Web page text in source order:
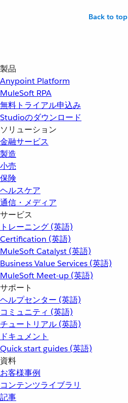
Back to top
製品
Anypoint Platform
MuleSoft RPA
無料トライアル申込み
Studioのダウンロード
ソリューション
金融サービス
製造
小売
保険
ヘルスケア
通信・メディア
サービス
トレーニング (英語)
Certification (英語)
MuleSoft Catalyst (英語)
Business Value Services (英語)
MuleSoft Meet-up (英語)
サポート
ヘルプセンター (英語)
コミュニティ (英語)
チュートリアル (英語)
ドキュメント
Quick start guides (英語)
資料
お客様事例
コンテンツライブラリ
記事